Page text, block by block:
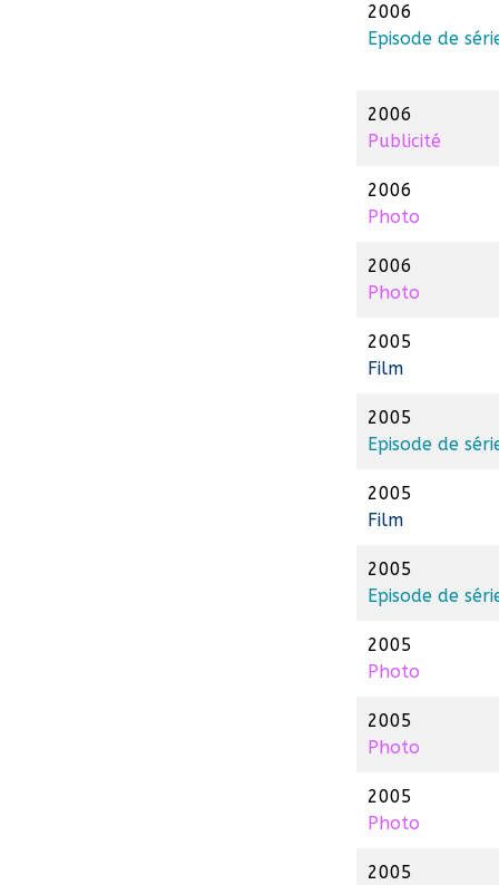
2006
Episode de
2006
Publicité
2006
Photo
2006
Photo
2005
Film
2005
Episode de
2005
Film
2005
Episode de
2005
Photo
2005
Photo
2005
Photo
2005